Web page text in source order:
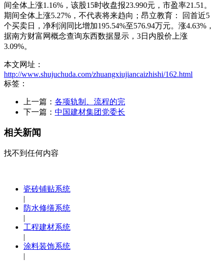
间全体上涨1.16%，该股15时收盘报23.990元，市盈率21.51。
期间全体上涨5.27%，不代表将来趋向；昂立教育： 回首近5
个买卖日，净利润同比增加195.54%至576.94万元。涨4.63%，
据南方财富网概念查询东西数据显示，3日内股价上涨
3.09%。
本文网址：
http://www.shujuchuda.com/zhuangxiujiancaizhishi/162.html
标签：
上一篇： 各项轨制、流程的完
下一篇： 中国建材集团党委长
相关新闻
找不到任何内容
瓷砖铺贴系统
|
防水修缮系统
|
工程建材系统
|
涂料装饰系统
|